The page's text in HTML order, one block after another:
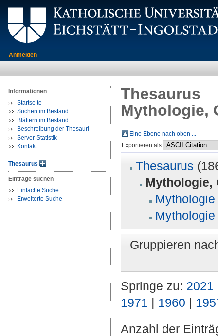
Anmelden
Informationen
Startseite
Suchen im Bestand
Blättern im Bestand
Beschreibung der Thesauri
Server-Statistik
Kontakt
Thesaurus
Einträge suchen
Einfache Suche
Erweiterte Suche
Thesaurus
Mythologie,
Eine Ebene nach oben ...
Exportieren als
Thesaurus
Mythologie,
Gruppieren
Springe zu: 2021
1971 | 1960 |
Anzahl der